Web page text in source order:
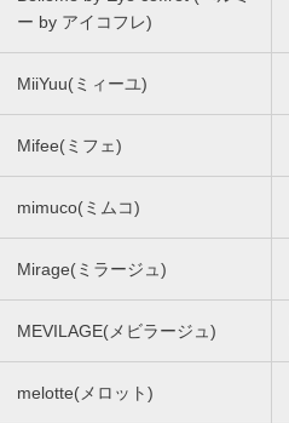
ー by アイコフレ)
MiiYuu(ミィーユ)
Mifee(ミフェ)
mimuco(ミムコ)
Mirage(ミラージュ)
MEVILAGE(メビラージュ)
melotte(メロット)